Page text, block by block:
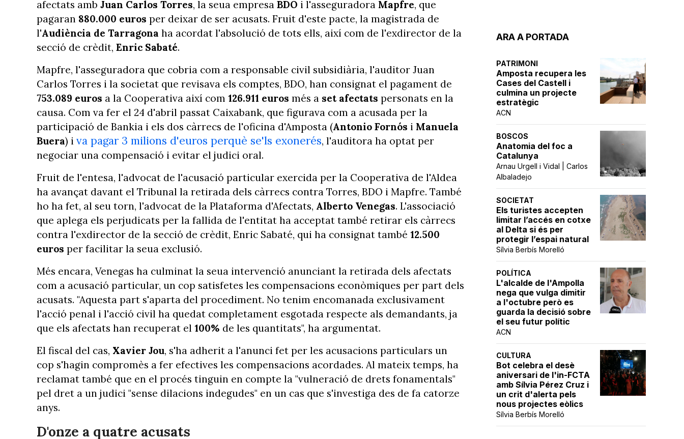
ARA A PORTADA
PATRIMONI
Amposta recupera les
Cases del Castell i
culmina un projecte
estratègic
ACN
BOSCOS
Anatomia del foc a
Catalunya
Arnau Urgell i Vidal | Carlos
Albaladejo
SOCIETAT
Els turistes accepten
limitar l’accés en cotxe
al Delta si és per
protegir l’espai natural
Sílvia Berbís Morelló
POLÍTICA
L'alcalde de l'Ampolla
nega que vulga dimitir
a l'octubre però es
guarda la decisió sobre
el seu futur polític
ACN
CULTURA
Bot celebra el desè
aniversari de l'in-FCTA
amb Sílvia Pérez Cruz i
un crit d'alerta pels
nous projectes eòlics
Sílvia Berbís Morelló
afectats amb Juan Carlos Torres, la seua empresa BDO i l'asseguradora Mapfre, que
pagaran 880.000 euros per deixar de ser acusats. Fruit d'este pacte, la magistrada de
l'Audiència de Tarragona ha acordat l'absolució de tots ells, així com de l'exdirector de la
secció de crèdit, Enric Sabaté.
Mapfre, l'asseguradora que cobria com a responsable civil subsidiària, l'auditor Juan
Carlos Torres i la societat que revisava els comptes, BDO, han consignat el pagament de
753.089 euros a la Cooperativa així com 126.911 euros més a set afectats personats en la
causa. Com va fer el 24 d'abril passat Caixabank, que figurava com a acusada per la
participació de Bankia i els dos càrrecs de l'oficina d'Amposta (Antonio Fornós i Manuela
Buera) i va pagar 3 milions d'euros perquè se'ls exonerés, l'auditora ha optat per
negociar una compensació i evitar el judici oral.
Fruit de l'entesa, l'advocat de l'acusació particular exercida per la Cooperativa de l'Aldea
ha avançat davant el Tribunal la retirada dels càrrecs contra Torres, BDO i Mapfre. També
ho ha fet, al seu torn, l'advocat de la Plataforma d'Afectats, Alberto Venegas. L'associació
que aplega els perjudicats per la fallida de l'entitat ha acceptat també retirar els càrrecs
contra l'exdirector de la secció de crèdit, Enric Sabaté, qui ha consignat també 12.500
euros per facilitar la seua exclusió.
Més encara, Venegas ha culminat la seua intervenció anunciant la retirada dels afectats
com a acusació particular, un cop satisfetes les compensacions econòmiques per part dels
acusats. "Aquesta part s'aparta del procediment. No tenim encomanada exclusivament
l'acció penal i l'acció civil ha quedat completament esgotada respecte als demandants, ja
que els afectats han recuperat el 100% de les quantitats", ha argumentat.
El fiscal del cas, Xavier Jou, s'ha adherit a l'anunci fet per les acusacions particulars un
cop s'hagin compromès a fer efectives les compensacions acordades. Al mateix temps, ha
reclamat també que en el procés tinguin en compte la "vulneració de drets fonamentals"
pel dret a un judici "sense dilacions indegudes" en un cas que s'investiga des de fa catorze
anys.
D'onze a quatre acusats